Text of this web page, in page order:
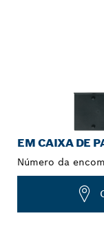
EM CAIXA DE
Número da